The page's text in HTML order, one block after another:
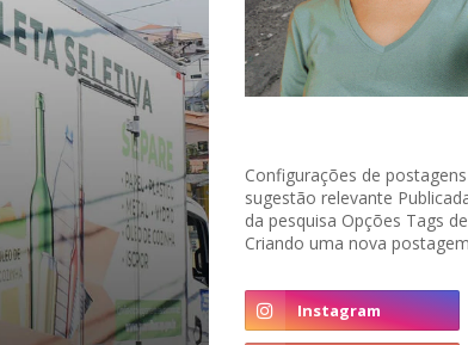
Configurações de
sugestão relevante
da pesquisa Opções Tags
Criando uma nova